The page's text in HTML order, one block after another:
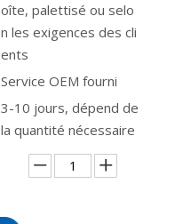
oîte, palettisé ou selo
n les exigences des cli
ents
Service OEM fourni
3-10 jours, dépend de
la quantité nécessaire